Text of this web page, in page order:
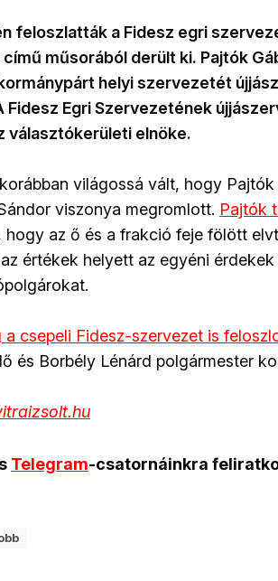
feloszlatták a Fidesz egri
műsorából derült ki. Pajtók
helyi szervezetét
Fidesz Egri Szervezetének
választókerületi elnöke.
világossá vált, hogy
viszonya megromlott. Pajtók
hogy az ő és a frakció feje fölött
értékek helyett az egyéni
a csepeli Fidesz-szervezet is
és Borbély Lénárd polgármester
Telegram-csatornáinkra